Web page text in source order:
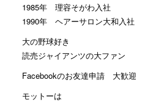
1985年 理容そがわ入社
1990年 ヘアーサロン大和入社
大の野球好き
読売ジャイアンツの大ファン
Facebookのお友達申請 大歓迎
モットーは